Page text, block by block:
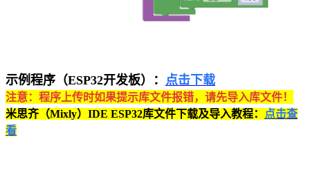
示例程序（ESP32开发板）： 点击下载
注意：程序上传时如果提示库文件报错，请先导入库文件！
米思齐（Mixly）IDE ESP32库文件下载及导入教程：
点击查
看